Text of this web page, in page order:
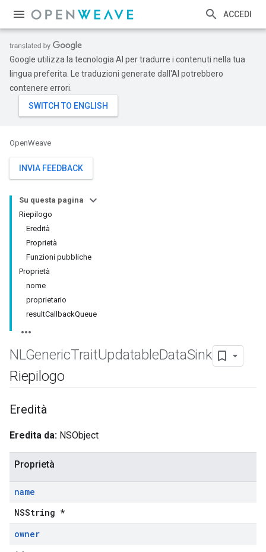
ACCEDI
Google utilizza la tecnologia AI per tradurre i contenuti nella tua
lingua preferita. Le traduzioni generate dall'AI potrebbero
contenere errori.
OpenWeave
INVIA FEEDBACK
Su questa pagina
Riepilogo
Eredità
Proprietà
Funzioni pubbliche
Proprietà
nome
proprietario
resultCallbackQueue
NLGenericTraitUpdatableDataSink
Riepilogo
Eredità
Eredita da: NSObject
Proprietà
name
NSString *
owner